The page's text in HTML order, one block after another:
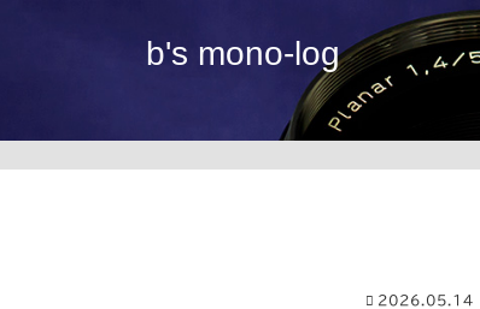
b's mono-log
2026.05.14